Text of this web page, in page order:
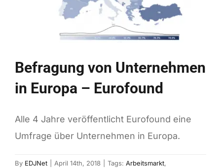
Befragung von Unternehmen
in Europa – Eurofound
Alle 4 Jahre veröffentlicht Eurofound eine
Umfrage über Unternehmen in Europa.
By EDJNet April 14th, 2018 Tags: Arbeitsmarkt,